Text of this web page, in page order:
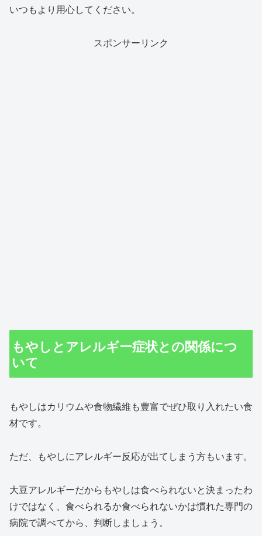
いつもより用心してください。
スポンサーリンク
もやしとアレルギー症状との関係につ
いて
もやしはカリウムや食物繊維も豊富でぜひ取り入れたい食
材です。
ただ、もやしにアレルギー反応が出てしまう方もいます。
大豆アレルギーだからもやしは食べられないと決まったわ
けではなく、食べられるか食べられないかは慣れた専門の
病院で調べてから、判断しましょう。